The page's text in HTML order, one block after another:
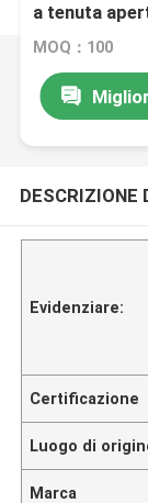
a tenuta
MOQ：100
DESCRIZIONE
Evidenziare:
Certificazione
Luogo di
Marca